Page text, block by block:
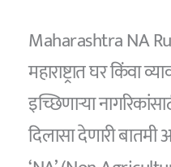
Maharashtra NA
महाराष्ट्रात घर किंवा
इच्छिणाऱ्या
दिलासा देणारी